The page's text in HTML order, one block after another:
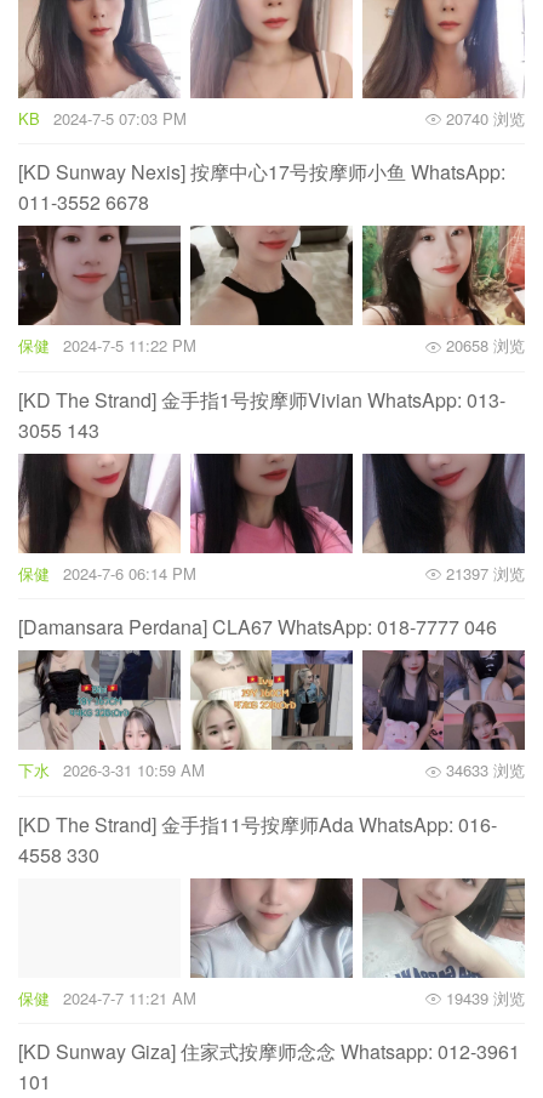
KB 2024-7-5 07:03 PM 20740 浏览
[KD Sunway Nexis] 按摩中心17号按摩师小鱼 WhatsApp:
011-3552 6678
保健 2024-7-5 11:22 PM 20658 浏览
[KD The Strand] 金手指1号按摩师Vivian WhatsApp: 013-
3055 143
保健 2024-7-6 06:14 PM 21397 浏览
[Damansara Perdana] CLA67 WhatsApp: 018-7777 046
下水 2026-3-31 10:59 AM 34633 浏览
[KD The Strand] 金手指11号按摩师Ada WhatsApp: 016-
4558 330
保健 2024-7-7 11:21 AM 19439 浏览
[KD Sunway Giza] 住家式按摩师念念 Whatsapp: 012-3961
101